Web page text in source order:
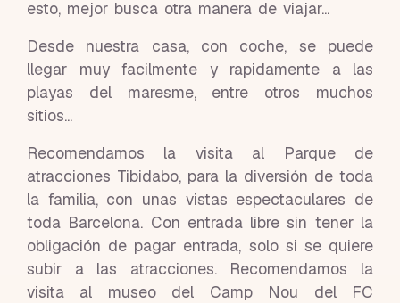
esto, mejor busca otra manera de viajar...
Desde nuestra casa, con coche, se puede
llegar muy facilmente y rapidamente a las
playas del maresme, entre otros muchos
sitios...
Recomendamos la visita al Parque de
atracciones Tibidabo, para la diversión de toda
la familia, con unas vistas espectaculares de
toda Barcelona. Con entrada libre sin tener la
obligación de pagar entrada, solo si se quiere
subir a las atracciones. Recomendamos la
visita al museo del Camp Nou del FC